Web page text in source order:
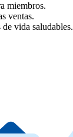
miembros.
ventas.
vida saludables.